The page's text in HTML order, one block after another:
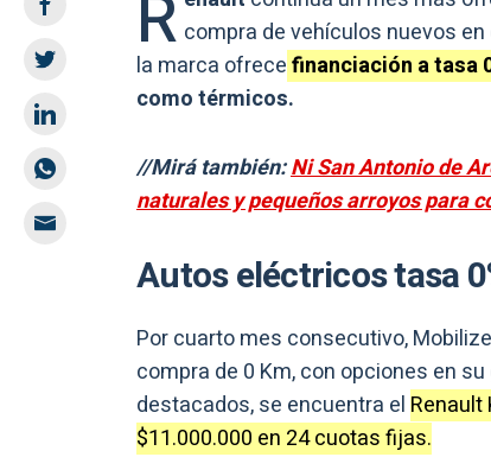
R compra de vehículos nuevos
la marca ofrecefinanciación a tasa
como térmicos.
//Mirá también:Ni San Antonio de
naturales y pequeños arroyos para
Autos eléctricos tasa
Por cuarto mes consecutivo,
compra de 0 Km, con opciones en su
destacados, se encuentra el Renault
$11.000.000 en 24 cuotas fijas.